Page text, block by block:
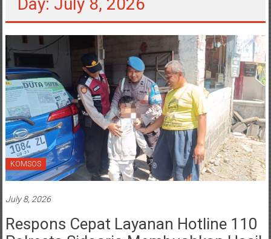
Day: July 8, 2026
KOMSOS
July 8, 2026
Respons Cepat Layanan Hotline 110